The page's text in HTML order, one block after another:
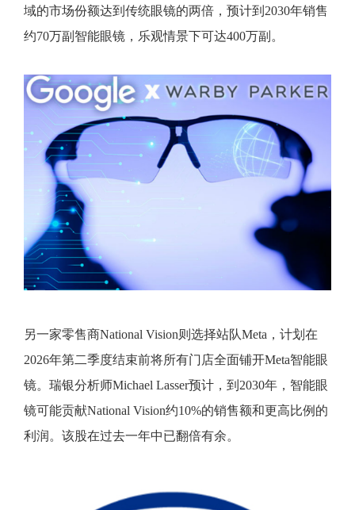
域的市场份额达到传统眼镜的两倍，预计到2030年销售
约70万副智能眼镜，乐观情景下可达400万副。
另一家零售商National Vision则选择站队Meta，计划在
2026年第二季度结束前将所有门店全面铺开Meta智能眼
镜。瑞银分析师Michael Lasser预计，到2030年，智能眼
镜可能贡献National Vision约10%的销售额和更高比例的
利润。该股在过去一年中已翻倍有余。